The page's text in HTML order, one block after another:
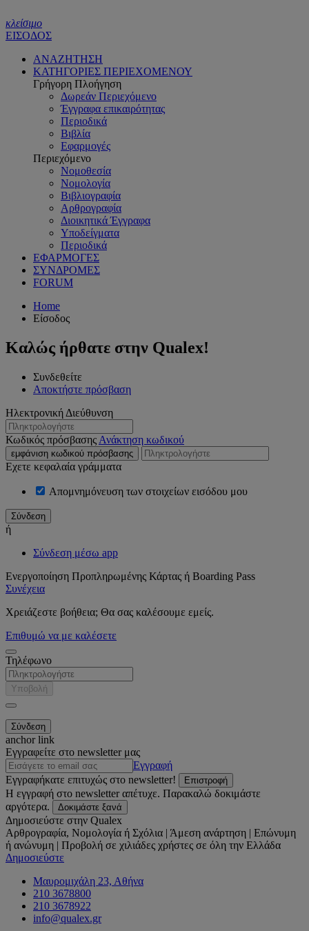
κλείσιμο
ΕΙΣΟΔΟΣ
ΑΝΑΖΗΤΗΣΗ
ΚΑΤΗΓΟΡΙΕΣ ΠΕΡΙΕΧΟΜΕΝΟΥ
Γρήγορη Πλοήγηση
Δωρεάν Περιεχόμενο
Έγγραφα επικαιρότητας
Περιοδικά
Βιβλία
Εφαρμογές
Περιεχόμενο
Νομοθεσία
Νομολογία
Βιβλιογραφία
Αρθρογραφία
Διοικητικά Έγγραφα
Υποδείγματα
Περιοδικά
ΕΦΑΡΜΟΓΕΣ
ΣΥΝΔΡΟΜΕΣ
FORUM
Home
Είσοδος
Καλώς ήρθατε στην Qualex!
Συνδεθείτε
Αποκτήστε πρόσβαση
Ηλεκτρονική Διεύθυνση
Κωδικός πρόσβασης Ανάκτηση κωδικού
εμφάνιση κωδικού πρόσβασης
Εχετε κεφαλαία γράμματα
Απομνημόνευση των στοιχείων εισόδου μου
ή
Σύνδεση μέσω app
Ενεργοποίηση Προπληρωμένης Κάρτας ή Boarding Pass
Συνέχεια
Χρειάζεστε βοήθεια; Θα σας καλέσουμε εμείς.
Επιθυμώ να με καλέσετε
Τηλέφωνο
Υποβολή
anchor link
Εγγραφείτε στο newsletter μας
Εγγραφή
Εγγραφήκατε επιτυχώς στο newsletter!
Επιστροφή
Η εγγραφή στο newsletter απέτυχε. Παρακαλώ δοκιμάστε
αργότερα.
Δοκιμάστε ξανά
Δημοσιεύστε στην Qualex
Αρθρογραφία, Νομολογία ή Σχόλια | Άμεση ανάρτηση | Επώνυμη
ή ανώνυμη | Προβολή σε χιλιάδες χρήστες σε όλη την Ελλάδα
Δημοσιεύστε
Μαυρομιχάλη 23, Αθήνα
210 3678800
210 3678922
info@qualex.gr